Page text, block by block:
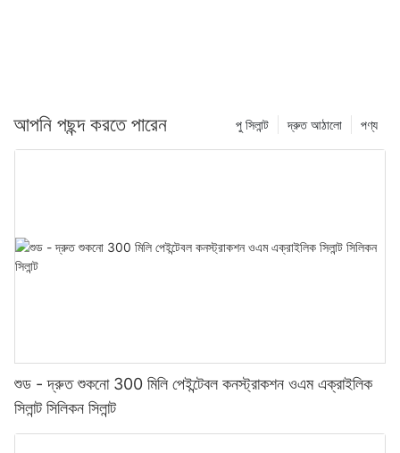
আপনি পছন্দ করতে পারেন পণ্য
দ্রুত আঠালো
পু সিলান্ট
শুড - দ্রুত শুকনো 300 মিলি পেইন্টেবল কনস্ট্রাকশন ওএম এক্রাইলিক
সিলান্ট সিলিকন সিলান্ট